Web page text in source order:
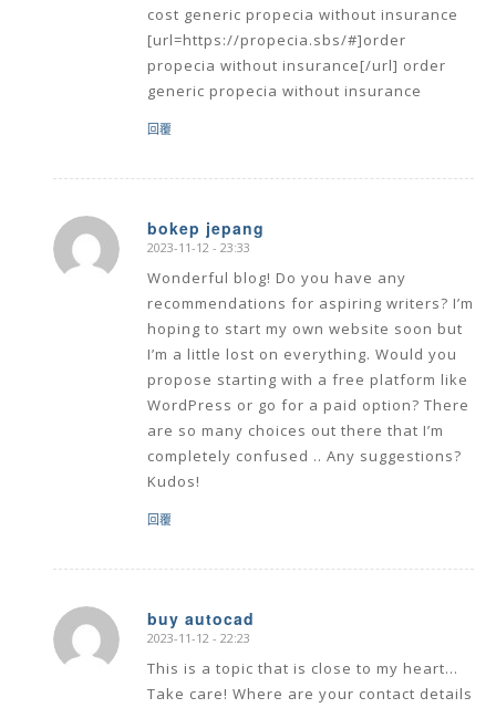
cost generic propecia without insurance
[url=https://propecia.sbs/#]order
propecia without insurance[/url] order
generic propecia without insurance
回覆
bokep jepang
says:
2023-11-12 - 23:33
Wonderful blog! Do you have any
recommendations for aspiring writers? I’m
hoping to start my own website soon but
I’m a little lost on everything. Would you
propose starting with a free platform like
WordPress or go for a paid option? There
are so many choices out there that I’m
completely confused .. Any suggestions?
Kudos!
回覆
buy autocad
says:
2023-11-12 - 22:23
This is a topic that is close to my heart…
Take care! Where are your contact details